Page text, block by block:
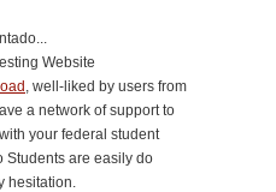
Website
, well-liked by users from
a network of support to
your federal student
Students are easily do
hesitation.